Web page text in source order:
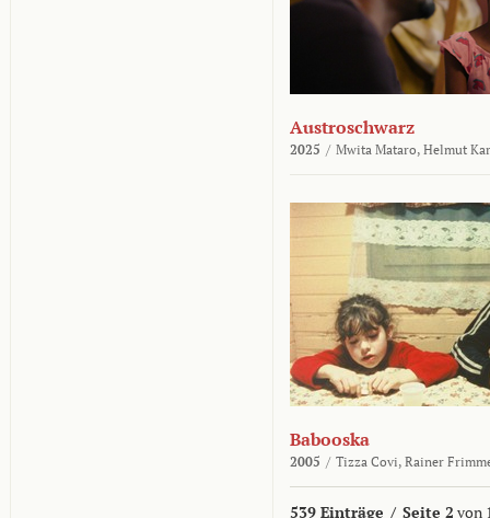
Austroschwarz
2025 / Mwita Mataro, Helmut
Babooska
2005 / Tizza Covi, Rainer
539 Einträge / Seite 2 von